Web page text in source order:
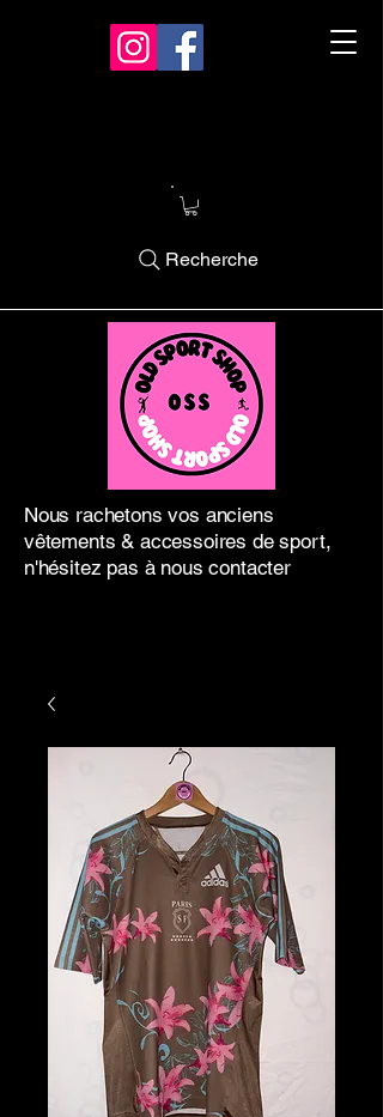
Nous rachetons vos anciens
vêtements & accessoires de sport,
n'hésitez pas à nous contacter
Recherche